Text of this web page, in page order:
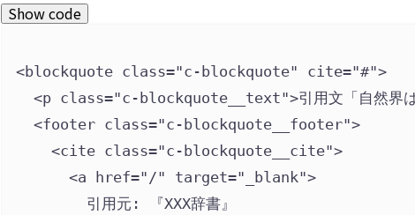
Show code
<blockquote class="c-blockquote" cite="#">
<p class="c-blockquote__text">引用文「自然界
<footer class="c-blockquote__footer">
<cite class="c-blockquote__cite">
<a
href=" /" target=" _blank">
引用元: 『XXX辞書』